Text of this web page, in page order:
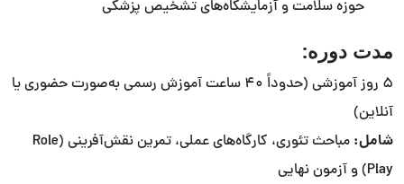
حوزه سلامت و آزمایشگاه‌های تشخیص پزشکی
مدت دوره:
۵ روز آموزشی (حدوداً ۴۰ ساعت آموزش رسمی به‌صورت حضوری یا
آنلاین)
شامل:
مباحث تئوری، کارگاه‌های عملی، تمرین نقش‌آفرینی (Role
Play) و آزمون نهایی